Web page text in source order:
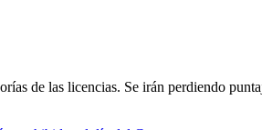
de las licencias. Se irán perdiendo